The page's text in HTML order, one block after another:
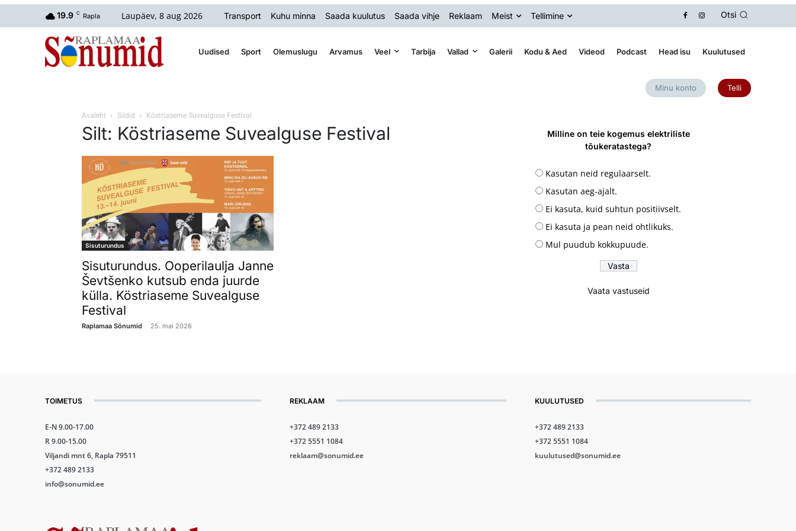
19.9 C Rapla Laupäev, 8 aug 2026 Transport Kuhu minna Saada kuulutus Saada vihje Reklaam Meist Tellimine Otsi
Uudised Sport Olemuslugu Arvamus Veel Tarbija Vallad Galerii Kodu & Aed Videod Podcast Head isu Kuulutused
Minu konto Telli
Avaleht Sildid Köstriaseme Suvealguse Festival
Silt: Köstriaseme Suvealguse Festival
Sisuturundus
Sisuturundus. Ooperilaulja Janne
Ševtšenko kutsub enda juurde
külla. Köstriaseme Suvealguse
Festival
Raplamaa Sõnumid - 25. mai 2026
Milline on teie kogemus elektriliste
tõukeratastega?
Kasutan neid regulaarselt.
Kasutan aeg-ajalt.
Ei kasuta, kuid suhtun positiivselt.
Ei kasuta ja pean neid ohtlikuks.
Mul puudub kokkupuude.
Vaata vastuseid
TOIMETUS
E-N 9.00-17.00
R 9.00-15.00
Viljandi mnt 6, Rapla 79511
+372 489 2133
info@sonumid.ee
REKLAAM
+372 489 2133
+372 5551 1084
reklaam@sonumid.ee
KUULUTUSED
+372 489 2133
+372 5551 1084
kuulutused@sonumid.ee